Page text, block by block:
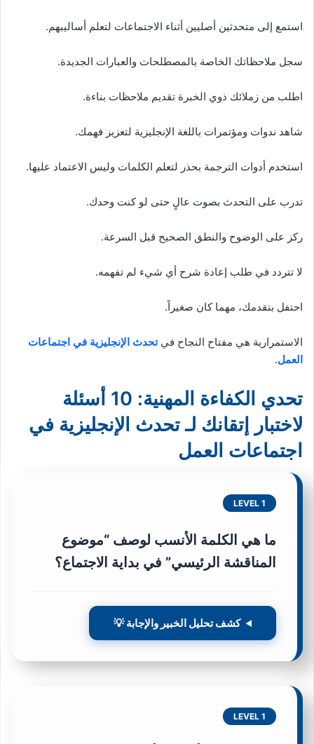
استمع إلى متحدثين أصليين أثناء الاجتماعات لتعلم أساليبهم.
سجل ملاحظاتك الخاصة بالمصطلحات والعبارات الجديدة.
اطلب من زملائك ذوي الخبرة تقديم ملاحظات بناءة.
شاهد ندوات ومؤتمرات باللغة الإنجليزية لتعزيز فهمك.
استخدم أدوات الترجمة بحذر لتعلم الكلمات وليس الاعتماد عليها.
تدرب على التحدث بصوت عالٍ حتى لو كنت وحدك.
ركز على الوضوح والنطق الصحيح قبل السرعة.
لا تتردد في طلب إعادة شرح أي شيء لم تفهمه.
احتفل بتقدمك، مهما كان صغيراً.
الاستمرارية هي مفتاح النجاح فيتحدث الإنجليزية في اجتماعات
العمل.
تحدي الكفاءة المهنية: 10 أسئلة
لاختبار إتقانك لـ تحدث الإنجليزية في
اجتماعات العمل
LEVEL 1
ما هي الكلمة الأنسب لوصف “موضوع
المناقشة الرئيسي” في بداية الاجتماع؟
كشف تحليل الخبير والإجابة 💡
LEVEL 1